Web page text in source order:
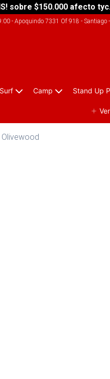
sobre $150.000 afecto
- Apoquindo 7331 Of 918 - Santiago
Surf Camp Stand Up